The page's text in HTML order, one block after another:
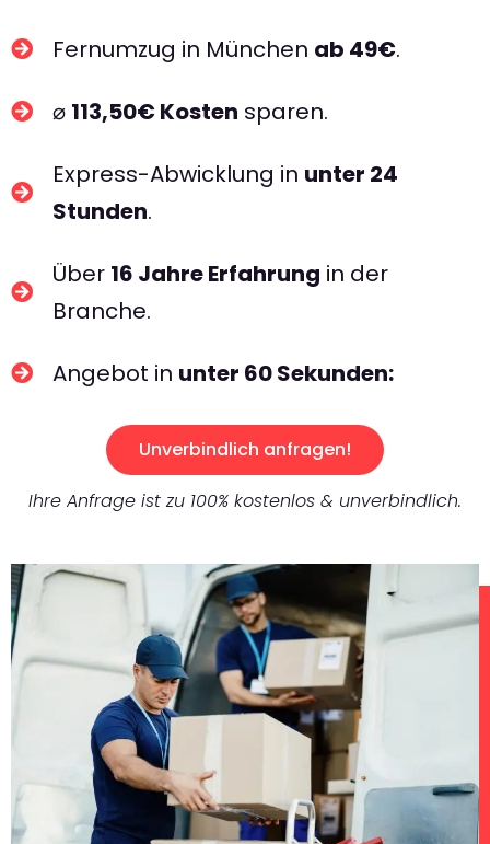
Fernumzug in München ab 49€.
⌀ 113,50€ Kosten sparen.
Express-Abwicklung in unter 24
Stunden.
Über 16 Jahre Erfahrung in der
Branche.
Angebot in unter 60 Sekunden:
Unverbindlich anfragen!
Ihre Anfrage ist zu 100% kostenlos & unverbindlich.